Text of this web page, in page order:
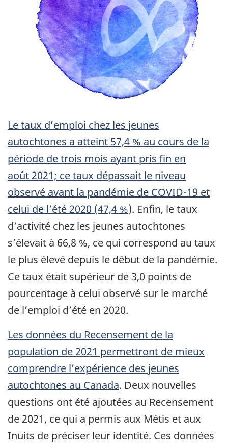
Le taux d’emploi chez les jeunes
autochtones a atteint 57,4 % au cours de la
période de trois mois ayant pris fin en
août 2021; ce taux dépassait le niveau
observé avant la pandémie de COVID-19 et
celui de l’été 2020 (47,4 %). Enfin, le taux
d’activité chez les jeunes autochtones
s’élevait à 66,8 %, ce qui correspond au taux
le plus élevé depuis le début de la pandémie.
Ce taux était supérieur de 3,0 points de
pourcentage à celui observé sur le marché
de l’emploi d’été en 2020.
Les données du Recensement de la
population de 2021 permettront de mieux
comprendre l’expérience des jeunes
autochtones au Canada. Deux nouvelles
questions ont été ajoutées au Recensement
de 2021, ce qui a permis aux Métis et aux
Inuits de préciser leur identité. Ces données